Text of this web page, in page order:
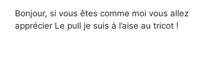
Bonjour, si vous êtes comme moi vous allez
apprécier Le pull je suis à l’aise au tricot !